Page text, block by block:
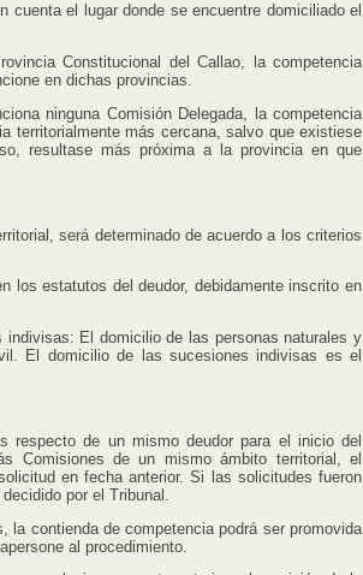
el lugar donde se encuentre domiciliado el
Constitucional del Callao, la competencia
en dichas provincias.
ninguna Comisión Delegada, la competencia
territorialmente más cercana, salvo que existiese
resultase más próxima a la provincia en que
será determinado de acuerdo a los criterios
estatutos del deudor, debidamente inscrito en
El domicilio de las personas naturales y
El domicilio de las sucesiones indivisas es el
de un mismo deudor para el inicio del
Comisiones de un mismo ámbito territorial, el
en fecha anterior. Si las solicitudes fueron
por el Tribunal.
contienda de competencia podrá ser promovida
al procedimiento.